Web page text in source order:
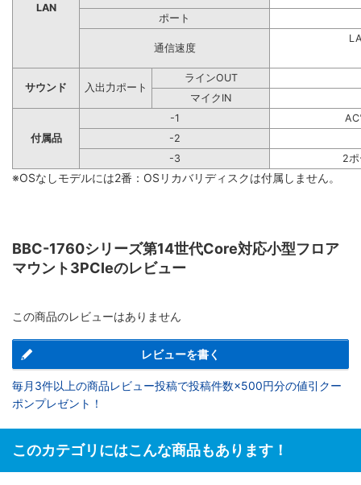
LAN
ポート
通信速度
サウンド 入出力ポート
ラインOUT
マイクIN
付属品
-1
-2
-3
2
※OSなしモデルには2番：OSリカバリディスクは付属しません。
BBC-1760シリーズ第14世代Core対応小型フロア
マウント3PCIeのレビュー
この商品のレビューはありません
レビューを書く
毎月3件以上の商品レビュー投稿で投稿件数×500円分の値引クー
ポンプレゼント！
このカテゴリにはこんな商品もあります！